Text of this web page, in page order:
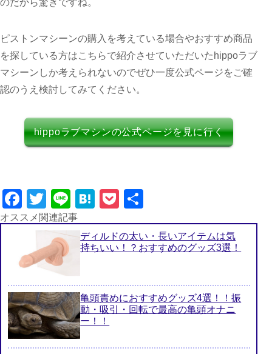
のだから驚きですね。
ピストンマシーンの購入を考えている場合やおすすめ商品
を探している方はこちらで紹介させていただいたhippoラブ
マシーンしか考えられないのでぜひ一度公式ページをご確
認のうえ検討してみてください。
hippoラブマシンの公式ページを見に行く
Facebook
Twitter
LineHatenaPocket
有
オススメ関連記事
ディルドの太い・長いアイテムは気
持ちいい！？おすすめのグッズ3選！
亀頭責めにおすすめグッズ4選！！振
動・吸引・回転で最高の亀頭オナニ
ー！！